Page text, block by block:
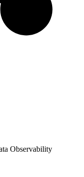
Observability